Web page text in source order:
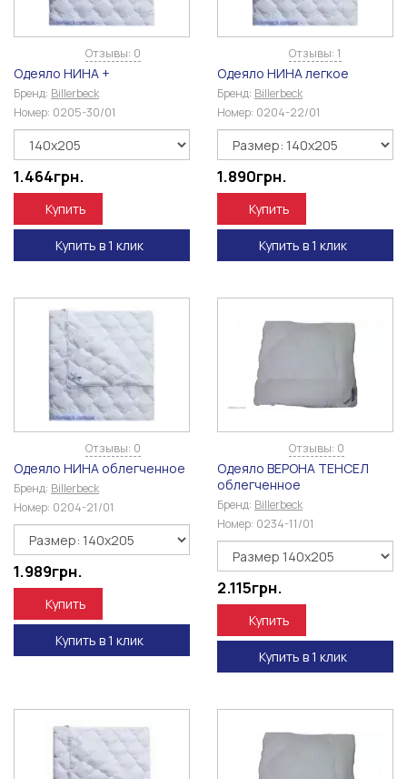
Отзывы: 0
Одеяло НИНА +
Бренд: Billerbeck
Номер: 0205-30/01
1.464грн.
Купить
Купить в 1 клик
Отзывы: 1
Одеяло НИНА легкое
Бренд: Billerbeck
Номер: 0204-22/01
1.890грн.
Купить
Купить в 1 клик
Отзывы: 0
Одеяло НИНА облегченное
Бренд: Billerbeck
Номер: 0204-21/01
1.989грн.
Купить
Купить в 1 клик
Отзывы: 0
Одеяло ВЕРОНА ТЕНСЕЛ
облегченное
Бренд: Billerbeck
Номер: 0234-11/01
2.115грн.
Купить
Купить в 1 клик